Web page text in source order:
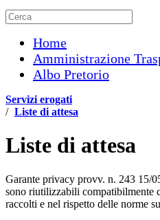
Home
Amministrazione
Albo Pretorio
Servizi erogati
/ Liste di attesa
Liste di attesa
Garante privacy provv. n. 243 15/
sono riutilizzabili compatibilmente
raccolti e nel rispetto delle norme